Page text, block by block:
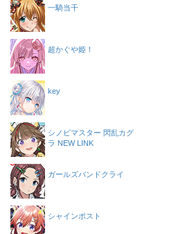
一騎当千
超かぐや姫！
key
シノビマスター 閃乱カグ
ラ NEW LINK
ガールズバンドクライ
シャインポスト